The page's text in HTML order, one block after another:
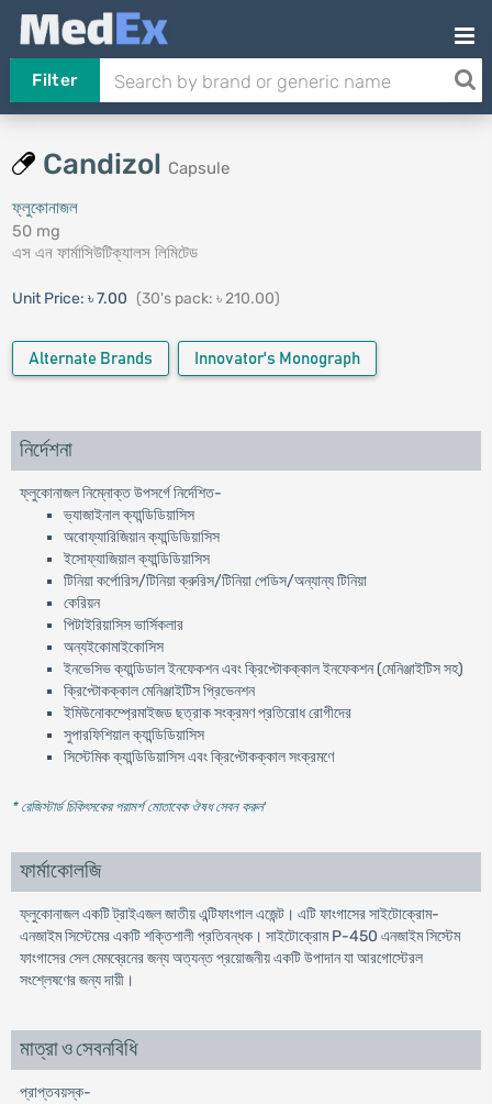
Filter
Candizol Capsule
ফ্লুকোনাজল
50 mg
এস এন ফার্মাসিউটিক্যালস লিমিটেড
Unit Price: ৳ 7.00 (30's pack: ৳ 210.00)
Alternate Brands Innovator's Monograph
নির্দেশনা
ফ্লুকোনাজল নিম্নোক্ত উপসর্গে নির্দেশিত-
ভ্যাজাইনাল ক্যান্ডিডিয়াসিস
অবোফ্যারিজিয়ান ক্যান্ডিডিয়াসিস
ইসোফ্যাজিয়াল ক্যান্ডিডিয়াসিস
টিনিয়া কর্পোরিস/টিনিয়া ক্রুরিস/টিনিয়া পেডিস/অন্যান্য টিনিয়া
কেরিয়ন
পিটাইরিয়াসিস ভার্সিকলার
অন্যইকোমাইকোসিস
ইনভেসিভ ক্যান্ডিডাল ইনফেকশন এবং ক্রিপ্টোকক্কাল ইনফেকশন (মেনিঞ্জাইটিস সহ)
ক্রিপ্টোকক্কাল মেনিঞ্জাইটিস প্রিভেনশন
ইমিউনোকম্প্রেমাইজড ছত্রাক সংক্রমণ প্রতিরোধ রোগীদের
সুপারফিশিয়াল ক্যান্ডিডিয়াসিস
সিস্টেমিক ক্যান্ডিডিয়াসিস এবং ক্রিপ্টোকক্কাল সংক্রমণে
* রেজিস্টার্ড চিকিৎসকের পরামর্শ মোতাবেক ঔষধ সেবন করুন'
ফার্মাকোলজি
ফ্লুকোনাজল একটি ট্রাইএজল জাতীয় এন্টিফাংগাল এজেন্ট। এটি ফাংগাসের সাইটোক্রোম-
এনজাইম সিস্টেমের একটি শক্তিশালী প্রতিবন্ধক। সাইটোক্রোম P-450 এনজাইম সিস্টেম
ফাংগাসের সেল মেমব্রেনের জন্য অত্যন্ত প্রয়োজনীয় একটি উপাদান যা আরগোস্টেরল
সংশ্লেষণের জন্য দায়ী।
মাত্রা ও সেবনবিধি
প্রাপ্তবয়স্ক-